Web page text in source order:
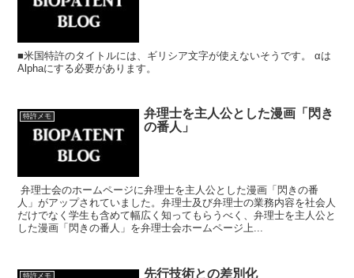
■米国特許のタイトルには、ギリシア文字が使えないそうです。 αは
Alphaにする必要があります。
特許メモ
弁理士を主人公とした漫画「閃き
の番人」
弁理士会のホームページに弁理士を主人公とした漫画「閃きの番
人」がアップされていました。弁理士及び弁理士の業務内容を社会人
だけでなく学生も含めて幅広く知ってもらうべく、弁理士を主人公と
した漫画「閃きの番人」を弁理士会ホームページ上...
特許メモ 先行技術との差別化